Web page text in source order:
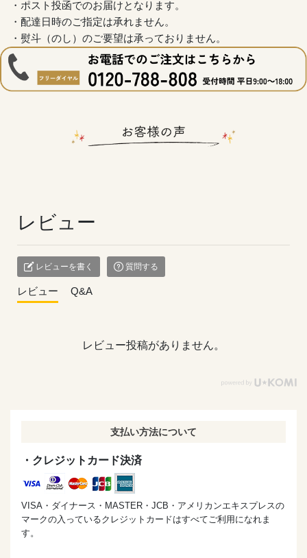
・ポスト投函でのお届けとなります。
・配達日時のご指定は承れません。
・熨斗（のし）のご要望は承っておりません。
レビュー
レビューを書く 質問する
レビュー Q&A
レビュー投稿がありません。
支払い方法について
・クレジットカード決済
VISA・ダイナース・MASTER・JCB・アメリカンエキスプレスの
マークの入っているクレジットカードはすべてご利用になれま
す。